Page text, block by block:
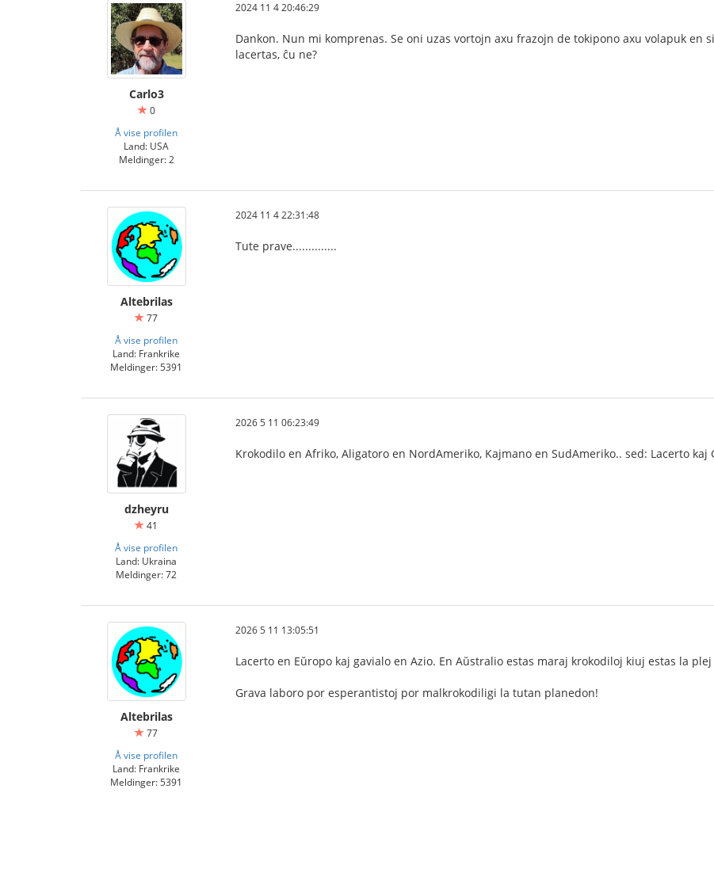
Carlo3
0
Å vise profilen
Land: USA
Meldinger: 2
2024 11 4 20:46:29
Dankon. Nun mi komprenas. Se oni uzas vortojn axu frazojn de tokipono axu volapuk en
lacertas, ĉu ne?
Altebrilas
77
Å vise profilen
Land: Frankrike
Meldinger: 5391
2024 11 4 22:31:48
Tute prave..............
dzheyru
41
Å vise profilen
Land: Ukraina
Meldinger: 72
2026 5 11 06:23:49
Krokodilo en Afriko, Aligatoro en NordAmeriko, Kajmano en SudAmeriko.. sed: Lacerto
Altebrilas
77
Å vise profilen
Land: Frankrike
Meldinger: 5391
2026 5 11 13:05:51
Lacerto en Eŭropo kaj gavialo en Azio. En Aŭstralio estas maraj krokodiloj kiuj estas la
Grava laboro por esperantistoj por malkrokodiligi la tutan planedon!